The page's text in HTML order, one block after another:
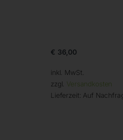
€ 36,00
inkl. MwSt.
zzgl. Versandkosten
Lieferzeit: Auf